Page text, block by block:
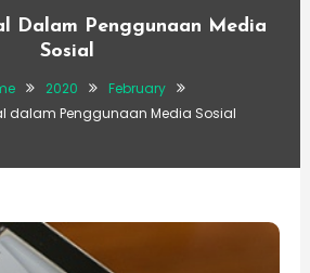
Dalam Penggunaan Media
Sosial
2020
February
dalam Penggunaan Media Sosial